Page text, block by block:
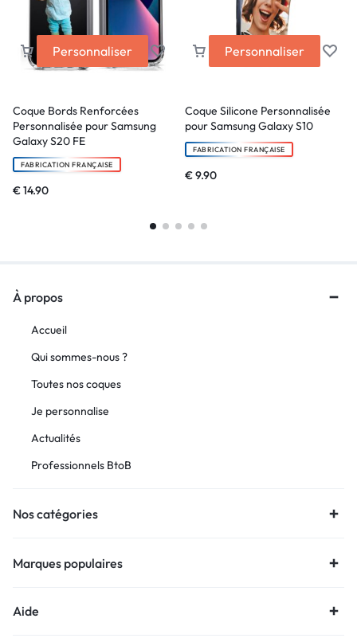
Personnaliser
Coque Bords Renforcées
Personnalisée pour Samsung
Galaxy S20 FE
FABRICATION FRANÇAISE
€14.90
Personnaliser
Coque Silicone Personnalisée
pour Samsung Galaxy S10
FABRICATION FRANÇAISE
€9.90
À propos
Accueil
Qui sommes-nous ?
Toutes nos coques
Je personnalise
Actualités
Professionnels BtoB
Nos catégories
Marques populaires
Aide